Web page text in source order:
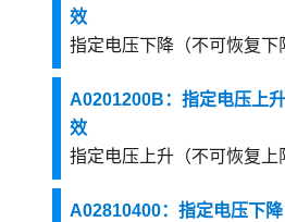
效
指定电压下降（不可恢复下
A0201200B：指定电压上
效
指定电压上升（不可恢复上
A02810400：指定电压下